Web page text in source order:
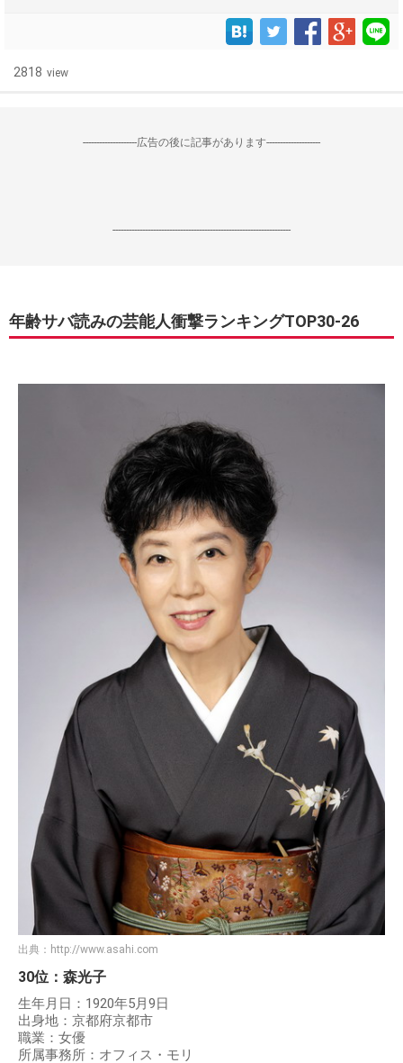
2818 view
--------------------広告の後に記事があります--------------------
------------------------------------------------------------------
年齢サバ読みの芸能人衝撃ランキングTOP30-26
出典： http://www.asahi.com
30位：森光子
生年月日：1920年5月9日
出身地：京都府京都市
職業：女優
所属事務所：オフィス・モリ